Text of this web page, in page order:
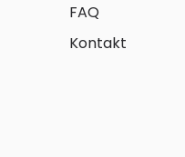
FAQ
Kontakt